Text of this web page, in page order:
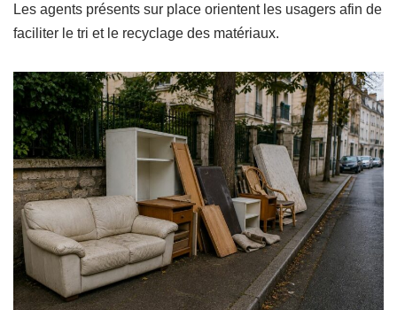
Les agents présents sur place orientent les usagers afin de
faciliter le tri et le recyclage des matériaux.